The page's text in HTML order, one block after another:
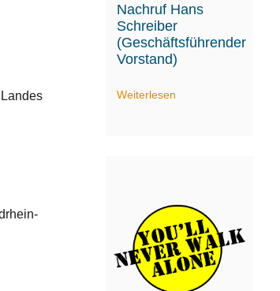
Nachruf Hans
Schreiber
(Geschäftsführender
Vorstand)
Weiterlesen